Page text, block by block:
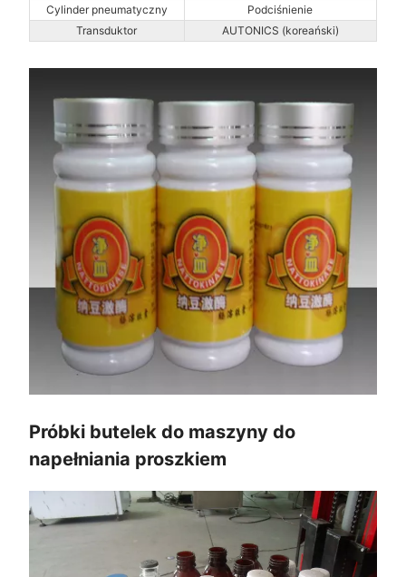
Cylinder pneumatyczny
Podciśnienie
Transduktor
AUTONICS (koreański)
Próbki butelek do maszyny do
napełniania proszkiem